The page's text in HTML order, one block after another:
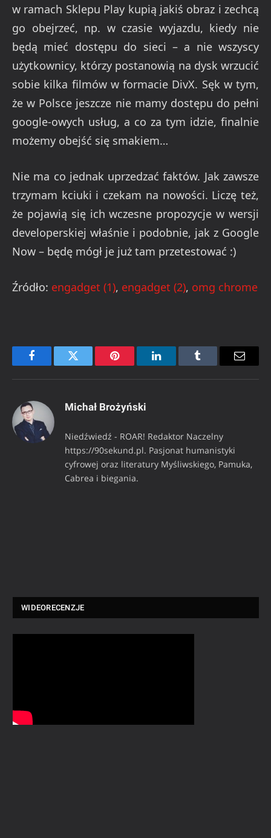
w ramach Sklepu Play kupią jakiś obraz i zechcą
go obejrzeć, np. w czasie wyjazdu, kiedy nie
będą mieć dostępu do sieci – a nie wszyscy
użytkownicy, którzy postanowią na dysk wrzucić
sobie kilka filmów w formacie DivX. Sęk w tym,
że w Polsce jeszcze nie mamy dostępu do pełni
google-owych usług, a co za tym idzie, finalnie
możemy obejść się smakiem…
Nie ma co jednak uprzedzać faktów. Jak zawsze
trzymam kciuki i czekam na nowości. Liczę też,
że pojawią się ich wczesne propozycje w wersji
developerskiej właśnie i podobnie, jak z Google
Now – będę mógł je już tam przetestować :)
Źródło: engadget (1), engadget (2), omg chrome
FacebookTwitter Pinterest LinkedInTumblr Email
Michał Brożyński
Niedźwiedź - ROAR! Redaktor Naczelny
https://90sekund.pl. Pasjonat humanistyki
cyfrowej oraz literatury Myśliwskiego, Pamuka,
Cabrea i biegania.
WIDEORECENZJE